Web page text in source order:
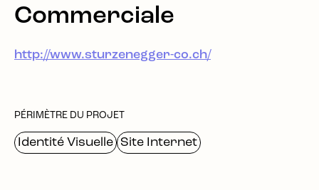
Commerciale
http://www.sturzenegger-co.ch/
PÉRIMÈTRE DU PROJET
Identité Visuelle Site Internet